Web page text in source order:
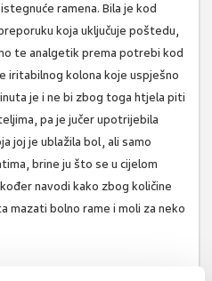
ramena. Bila je kod
koja uključuje poštedu,
te analgetik prema potrebi kod
iritabilnog kolona koje uspješno
je i ne bi zbog toga htjela piti
pa je jučer upotrijebila
joj je ublažila bol, ali samo
brine ju što se u cijelom
navodi kako zbog količine
mazati bolno rame i moli za neko